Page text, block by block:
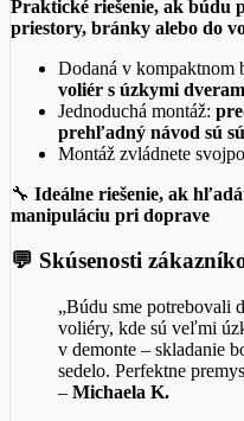
Praktické riešenie, ak búdu
priestory, bránky alebo do
Dodaná v kompaktnom
voliér s úzkymi
Jednoduchá montáž:
prehľadný návod sú
Montáž zvládnete
🔧 Ideálne riešenie, ak
manipuláciu pri doprave
💬 Skúsenosti
„Búdu sme potrebovali
voliéry, kde sú veľmi
v demonte – skladanie
sedelo. Perfektne
– Michaela K.